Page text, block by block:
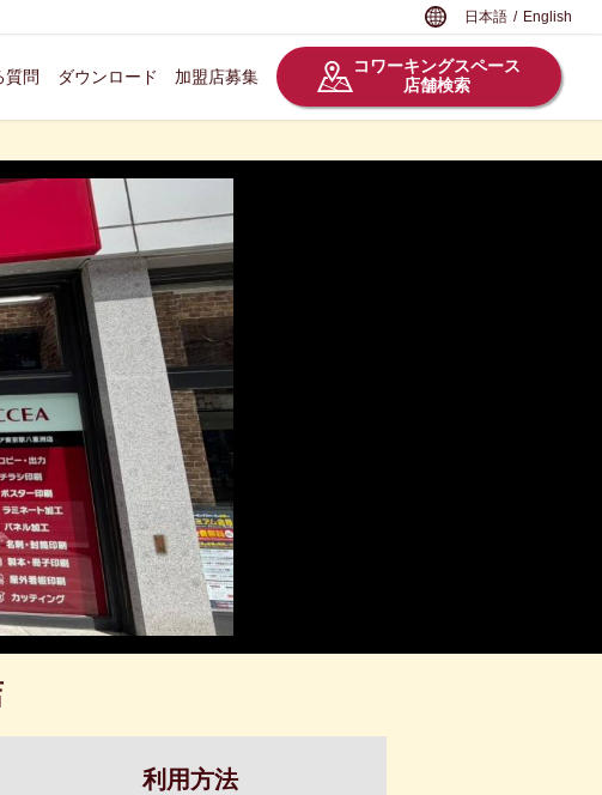
日本語 / English
質問 ダウンロード 加盟店募集
コワーキングスペース
店舗検索
利用方法